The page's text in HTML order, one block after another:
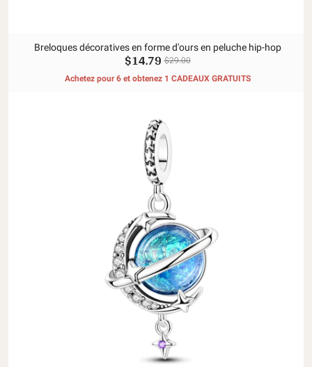
Breloques décoratives en forme d'ours en peluche hip-hop
$14.79 $29.00
Achetez pour 6 et obtenez 1 CADEAUX GRATUITS